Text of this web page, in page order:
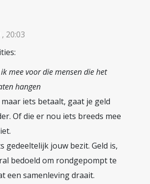
20:03
mee voor die mensen die het
hangen
iets betaalt, gaat je geld
Of die er nou iets breeds mee
gedeeltelijk jouw bezit. Geld is,
bedoeld om rondgepompt te
een samenleving draait.